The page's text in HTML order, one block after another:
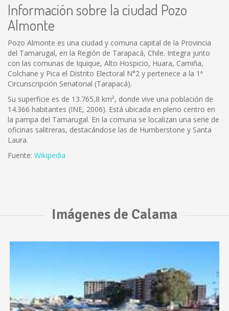
Información sobre la ciudad Pozo
Almonte
Pozo Almonte es una ciudad y comuna capital de la Provincia
del Tamarugal, en la Región de Tarapacá, Chile. Integra junto
con las comunas de Iquique, Alto Hospicio, Huara, Camiña,
Colchane y Pica el Distrito Electoral N°2 y pertenece a la 1ª
Circunscripción Senatorial (Tarapacá).
Su superficie es de 13.765,8 km², donde vive una población de
14.366 habitantes (INE, 2006). Está ubicada en pleno centro en
la pampa del Tamarugal. En la comuna se localizan una serie de
oficinas salitreras, destacándose las de Humberstone y Santa
Laura.
Fuente: Wikipedia
Imágenes de Calama